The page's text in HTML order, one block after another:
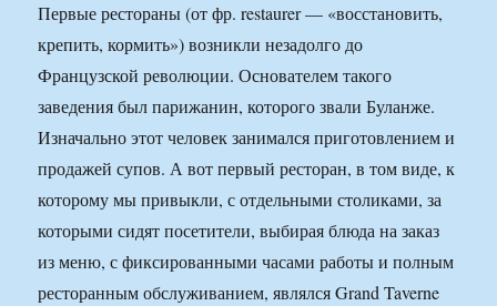
Первые рестораны (от фр. restaurer — «восстановить,
крепить, кормить») возникли незадолго до
Французской революции. Основателем такого
заведения был парижанин, которого звали Буланже.
Изначально этот человек занимался приготовлением и
продажей супов. А вот первый ресторан, в том виде, к
которому мы привыкли, с отдельными столиками, за
которыми сидят посетители, выбирая блюда на заказ
из меню, с фиксированными часами работы и полным
ресторанным обслуживанием, являлся Grand Taverne